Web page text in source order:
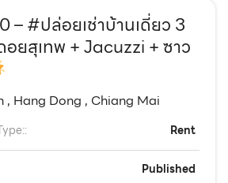
#ปล่อยเช่าบ้านเดี่ยว 3
ยสุเทพ + Jacuzzi + ซาว
, Hang Dong , Chiang Mai
Rent
Published